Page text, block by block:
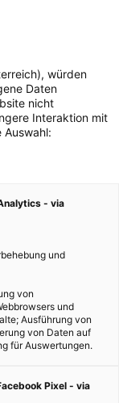
sich vor 100
bewährt hat:
mit E-
würden
Daten
nicht
Interaktion mit
- via
und
von
und
Ausführung von
von Daten auf
für Auswertungen.
Pixel - via